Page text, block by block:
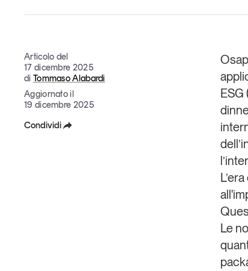
Grandi temi
Tendenze è il magazine di GS1 Italy che
indipendente il cambiamento e le sfide del largo
dell’economia a professionisti e consumatori
Tendenze
Articolo del
17 dicembre 2025
di Tommaso Alabardi
Aggiornato il
19 dicembre 2025
Condividi
ESG
Le